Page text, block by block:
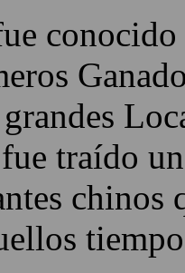
traído
chinos